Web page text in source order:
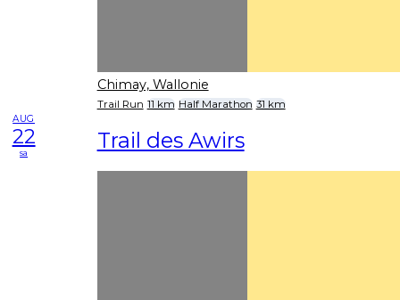
Chimay, Wallonie
Trail Run 11 km Half Marathon 31 km
AUG
22
sa Trail des Awirs